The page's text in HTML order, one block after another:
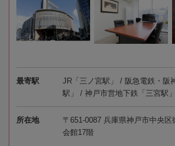
最寄駅
JR「三ノ宮駅」 / 阪急電鉄・阪
駅」 / 神戸市営地下鉄「三宮駅
所在地
〒651-0087 兵庫県神戸市中央区
会館17階